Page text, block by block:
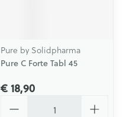
Pure by Solidpharma
Pure C Forte Tabl 45
€ 18,90